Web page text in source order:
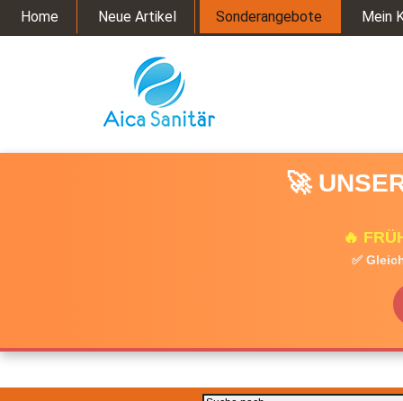
🚀
🔥
✅
Home Neue Artikel Sonderangebote Mein